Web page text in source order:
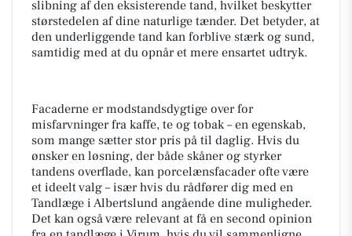
slibning af den eksisterende tand, hvilket beskytter
størstedelen af dine naturlige tænder. Det betyder, at
den underliggende tand kan forblive stærk og sund,
samtidig med at du opnår et mere ensartet udtryk.
Facaderne er modstandsdygtige over for
misfarvninger fra kaffe, te og tobak – en egenskab,
som mange sætter stor pris på til daglig. Hvis du
ønsker en løsning, der både skåner og styrker
tandens overflade, kan porcelænsfacader ofte være
et ideelt valg – især hvis du rådfører dig med en
Tandlæge i Albertslund angående dine muligheder.
Det kan også være relevant at få en second opinion